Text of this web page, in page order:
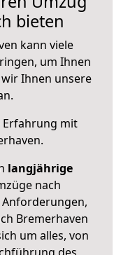
bieten
kann viele
um Ihnen
Ihnen unsere
Erfahrung mit
.
langjährige
nach
Bremerhaven
um alles, von